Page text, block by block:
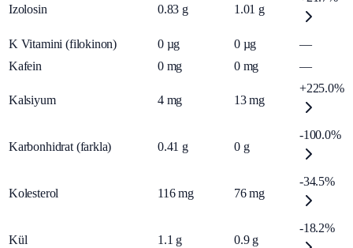
Izolosin 0.83 g 1.01 g
K Vitamini (filokinon) 0 µg 0 µg
—
Kafein
0 mg 0 mg —
Kalsiyum 4 mg 13 mg
+225.0%
Karbonhidrat (farkla) 0.41 g 0 g
-100.0%
Kolesterol 116 mg 76 mg
-34.5%
Kül 1.1 g 0.9 g
-18.2%